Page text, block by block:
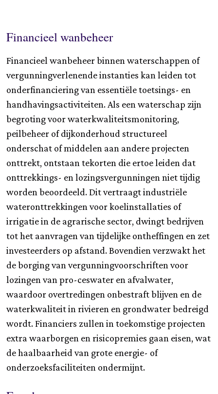
Financieel wanbeheer
Financieel wanbeheer binnen waterschappen of
vergunningverlenende instanties kan leiden tot
onderfinanciering van essentiële toetsings- en
handhavingsactiviteiten. Als een waterschap zijn
begroting voor waterkwaliteitsmonitoring,
peilbeheer of dijkonderhoud structureel
onderschat of middelen aan andere projecten
onttrekt, ontstaan tekorten die ertoe leiden dat
onttrekkings- en lozingsvergunningen niet tijdig
worden beoordeeld. Dit vertraagt industriële
wateronttrekkingen voor koelinstallaties of
irrigatie in de agrarische sector, dwingt bedrijven
tot het aanvragen van tijdelijke ontheffingen en zet
investeerders op afstand. Bovendien verzwakt het
de borging van vergunningvoorschriften voor
lozingen van pro-ceswater en afvalwater,
waardoor overtredingen onbestraft blijven en de
waterkwaliteit in rivieren en grondwater bedreigd
wordt. Financiers zullen in toekomstige projecten
extra waarborgen en risicopremies gaan eisen, wat
de haalbaarheid van grote energie- of
onderzoeksfaciliteiten ondermijnt.